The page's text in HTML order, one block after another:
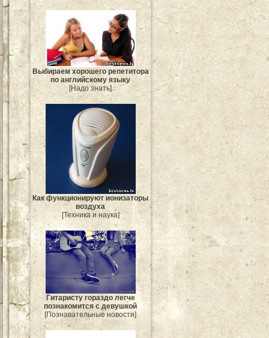
Выбираем хорошего репетитора
по английскому языку
[Надо знать]
Как функционируют ионизаторы
воздуха
[Техника и наука]
Гитаристу гораздо легче
познакомится с девушкой
[Познавательные новости]